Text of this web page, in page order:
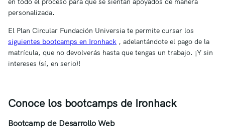
personalizada.
El Plan Circular Fundación Universia te permite cursar los
siguientes bootcamps en Ironhack , adelantándote el pago de la
matrícula, que no devolverás hasta que tengas un trabajo. ¡Y sin
intereses (sí, en serio)!
Conoce los bootcamps de Ironhack
Bootcamp de Desarrollo Web